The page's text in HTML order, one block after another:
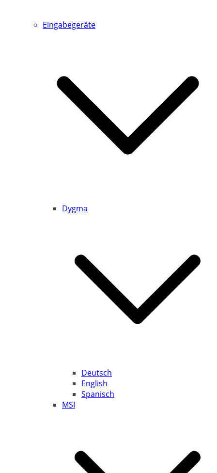
Eingabegeräte
Dygma
Deutsch
English
Spanisch
MSI